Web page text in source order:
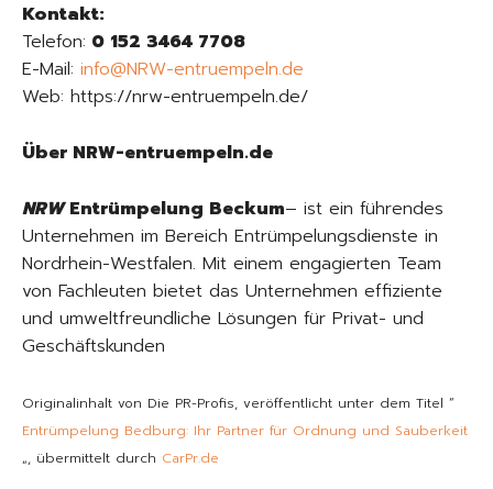
Kontakt:
Telefon: 0 152 3464 7708
E-Mail: info@NRW-entruempeln.de
Web: https://nrw-entruempeln.de/
Über NRW-entruempeln.de
NRWEntrümpelung Beckum– ist ein führendes
Unternehmen im Bereich Entrümpelungsdienste in
Nordrhein-Westfalen. Mit einem engagierten Team
von Fachleuten bietet das Unternehmen effiziente
und umweltfreundliche Lösungen für Privat- und
Geschäftskunden
Originalinhalt von Die PR-Profis, veröffentlicht unter dem Titel “
Entrümpelung Bedburg: Ihr Partner für Ordnung und Sauberkeit
„, übermittelt durch CarPr.de